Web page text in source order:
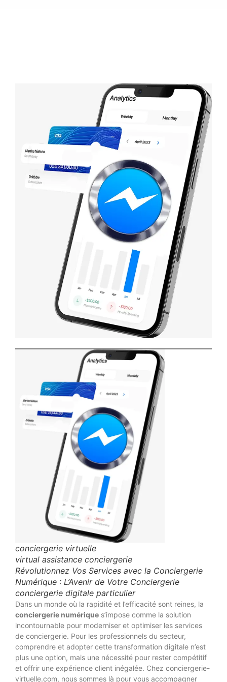
conciergerie virtuelle
virtual assistance conciergerie
Révolutionnez Vos Services avec la Conciergerie
Numérique : L’Avenir de Votre Conciergerie
conciergerie digitale particulier
Dans un monde où la rapidité et l’efficacité sont reines, la
conciergerie numérique s’impose comme la solution
incontournable pour moderniser et optimiser les services
de conciergerie. Pour les professionnels du secteur,
comprendre et adopter cette transformation digitale n’est
plus une option, mais une nécessité pour rester compétitif
et offrir une expérience client inégalée. Chez conciergerie-
virtuelle.com, nous sommes là pour vous accompagner